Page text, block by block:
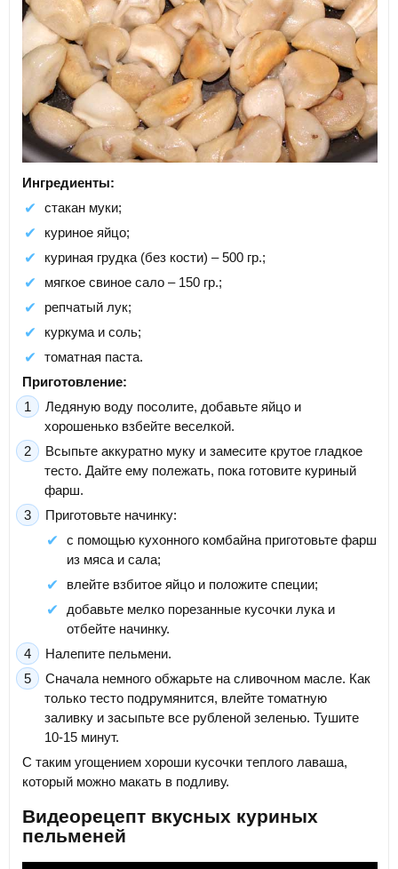
Ингредиенты:
стакан муки;
куриное яйцо;
куриная грудка (без кости) – 500 гр.;
мягкое свиное сало – 150 гр.;
репчатый лук;
куркума и соль;
томатная паста.
Приготовление:
Ледяную воду посолите, добавьте яйцо и
хорошенько взбейте веселкой.
Всыпьте аккуратно муку и замесите крутое гладкое
тесто. Дайте ему полежать, пока готовите куриный
фарш.
Приготовьте начинку:
с помощью кухонного комбайна приготовьте фарш
из мяса и сала;
влейте взбитое яйцо и положите специи;
добавьте мелко порезанные кусочки лука и
отбейте начинку.
Налепите пельмени.
Сначала немного обжарьте на сливочном масле. Как
только тесто подрумянится, влейте томатную
заливку и засыпьте все рубленой зеленью. Тушите
10-15 минут.
С таким угощением хороши кусочки теплого лаваша,
который можно макать в подливу.
Видеорецепт вкусных куриных
пельменей